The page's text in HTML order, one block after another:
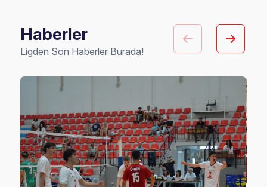
Haberler
Ligden Son Haberler Burada!